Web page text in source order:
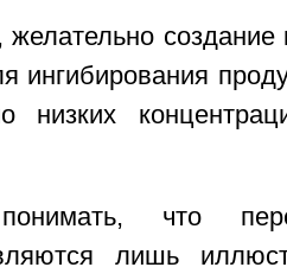
желательно создание
ингибирования
низких
что
лишь